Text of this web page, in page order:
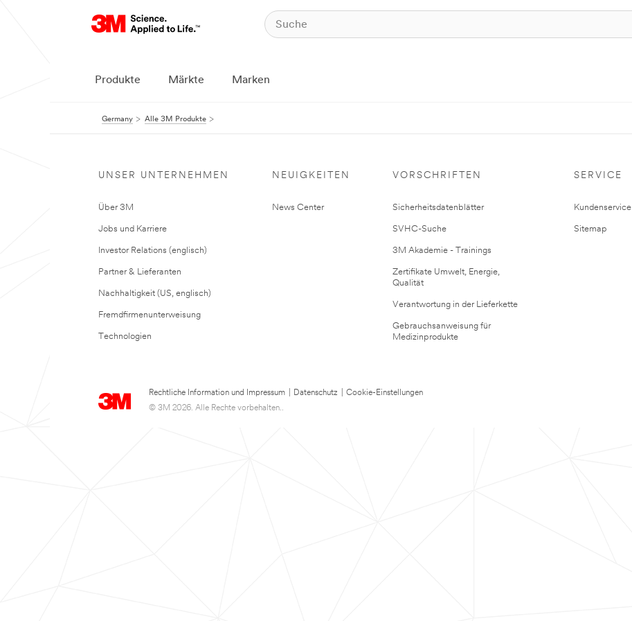
Produkte Märkte Marken
Germany Alle 3M Produkte
UNSER UNTERNEHMEN
Über 3M
Jobs und Karriere
Investor Relations (englisch)
Partner & Lieferanten
Nachhaltigkeit (US, englisch)
Fremdfirmenunterweisung
Technologien
NEUIGKEITEN
News Center
VORSCHRIFTEN
Sicherheitsdatenblätter
SVHC-Suche
3M Akademie - Trainings
Zertifikate Umwelt, Energie,
Qualität
Verantwortung in der Lieferkette
Gebrauchsanweisung für
Medizinprodukte
SERVICE
Kundenservice
Sitemap
Rechtliche Information und Impressum Datenschutz
Cookie-Einstellungen
© 3M 2026. Alle Rechte vorbehalten..